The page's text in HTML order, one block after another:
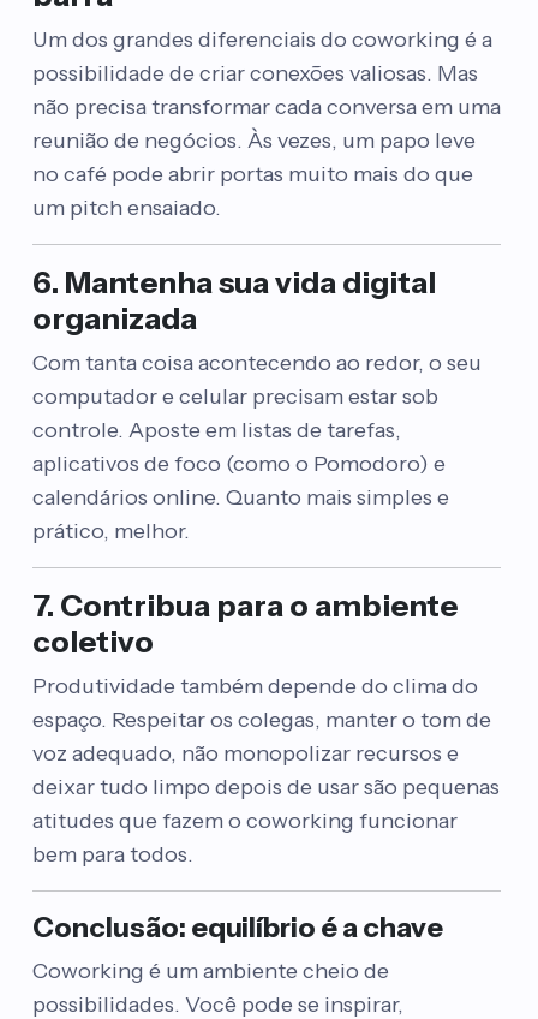
Um dos grandes diferenciais do coworking é a
possibilidade de criar conexões valiosas. Mas
não precisa transformar cada conversa em uma
reunião de negócios. Às vezes, um papo leve
no café pode abrir portas muito mais do que
um pitch ensaiado.
6. Mantenha sua vida digital
organizada
Com tanta coisa acontecendo ao redor, o seu
computador e celular precisam estar sob
controle. Aposte em listas de tarefas,
aplicativos de foco (como o Pomodoro) e
calendários online. Quanto mais simples e
prático, melhor.
7. Contribua para o ambiente
coletivo
Produtividade também depende do clima do
espaço. Respeitar os colegas, manter o tom de
voz adequado, não monopolizar recursos e
deixar tudo limpo depois de usar são pequenas
atitudes que fazem o coworking funcionar
bem para todos.
Conclusão: equilíbrio é a chave
Coworking é um ambiente cheio de
possibilidades. Você pode se inspirar,